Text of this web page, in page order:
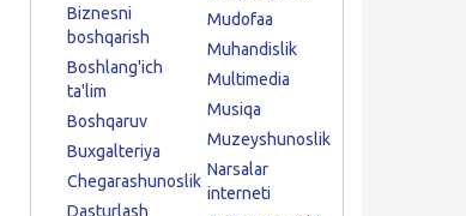
Biznesni
boshqarish
Boshlang'ich
ta'lim
Boshqaruv
Buxgalteriya
Chegarashunoslik
Dasturlash
Mudofaa
Muhandislik
Multimedia
Musiqa
Muzeyshunoslik
Narsalar
interneti